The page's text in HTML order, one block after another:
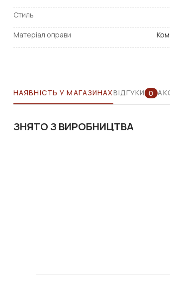
Стиль
Матеріал оправи
НАЯВНІСТЬ У МАГАЗИНАХВІДГУКИ 0
ЗНЯТО З ВИРОБНИЦТВА